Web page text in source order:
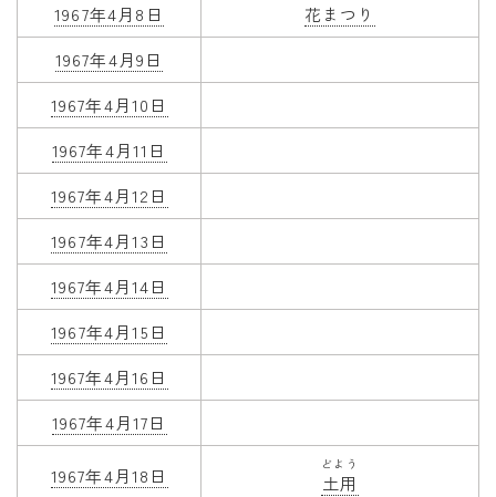
折り紙・切り紙
1967年4月8日
花まつり
1967年4月9日
1967年4月10日
1967年4月11日
1967年4月12日
1967年4月13日
1967年4月14日
1967年4月15日
1967年4月16日
1967年4月17日
1967年4月18日 土用
どよう